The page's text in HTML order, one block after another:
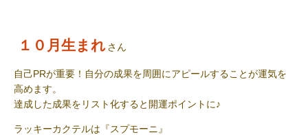
１０月生まれさん
自己PRが重要！自分の成果を周囲にアピールすることが運気を
高めます。
達成した成果をリスト化すると開運ポイントに♪
ラッキーカクテルは『スプモーニ 』